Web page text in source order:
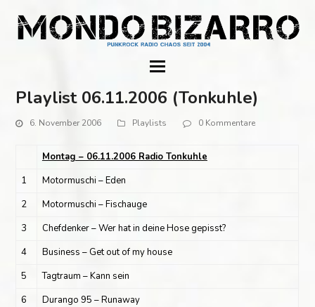
Playlist 06.11.2006 (Tonkuhle)
6. November 2006 Playlists 0 Kommentare
Montag – 06.11.2006 Radio Tonkuhle
1
Motormuschi – Eden
2
Motormuschi – Fischauge
3
Chefdenker – Wer hat in deine Hose gepisst?
4
Business – Get out of my house
5
Tagtraum – Kann sein
6
Durango 95 – Runaway